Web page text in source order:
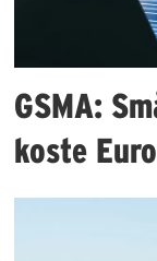
GSMA:
koste